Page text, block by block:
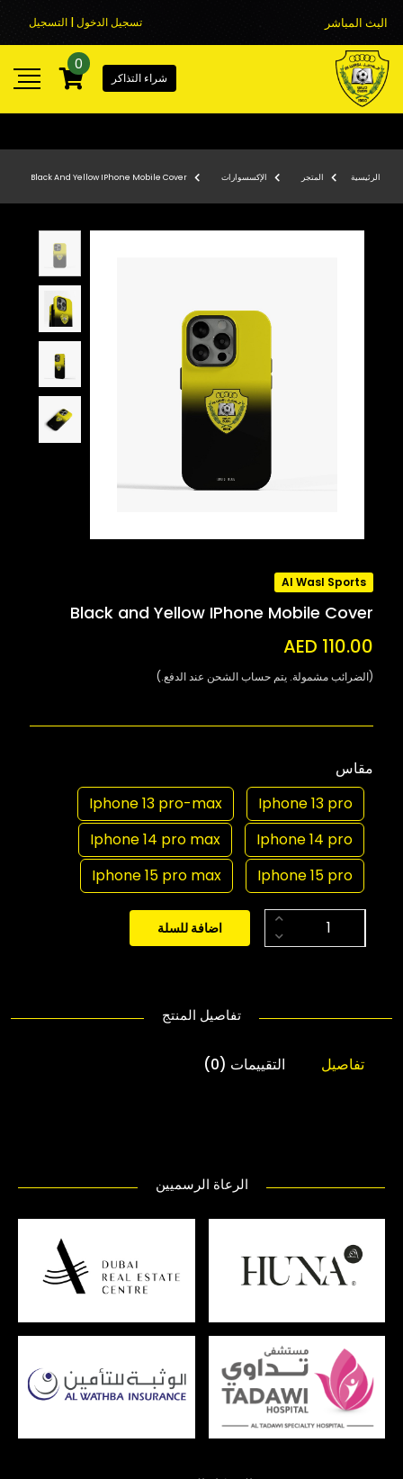
البث المباشر تسجيل الدخول | التسجيل
شراء التذاكر
0
الرئيسية المتجر الإكسسوارات Black And Yellow IPhone Mobile Cover
Al Wasl Sports
Black and Yellow IPhone Mobile Cover
AED 110.00
(الضرائب مشمولة. يتم حساب الشحن عند الدفع.)
مقاس
Iphone 13 pro
Iphone 13 pro-max
Iphone 14 pro
Iphone 14 pro max
Iphone 15 pro
Iphone 15 pro max
اضافة للسلة
تفاصيل المنتج
تفاصيل التقييمات (0)
الرعاة الرسميين